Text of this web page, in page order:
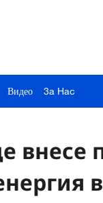
Видео 3a Hac